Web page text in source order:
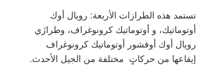
تستمد هذه الطرازات الأربعة: رويال أوك
أوتوماتيك، و أوتوماتيك كرونوغراف، وطرازَي
رويال أوك أوفشور أوتوماتيك كرونوغراف
إيقاعها من حركاتٍ مختلفة من الجيل الأحدث.